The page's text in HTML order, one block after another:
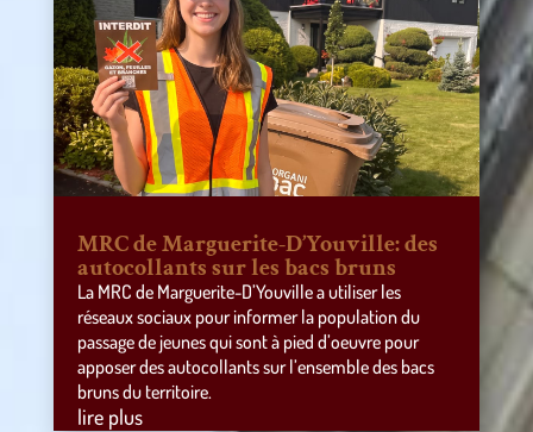
MRC de Marguerite-D’Youville: des
autocollants sur les bacs bruns
La MRC de Marguerite-D’Youville a utiliser les
réseaux sociaux pour informer la population du
passage de jeunes qui sont à pied d’oeuvre pour
apposer des autocollants sur l’ensemble des bacs
bruns du territoire.
lire plus